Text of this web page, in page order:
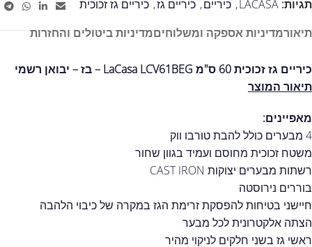
תגיות: LACASA
, כיריים, כיריים גז, כיריים גז זכוכית
תיאורמדיניות אספקה ומשלוחיםמדיניות ביטולים והחזרות
כיריים גז זכוכית 60 ס"מ LaCasa LCV61BEG – בז – יבואן רשמי
תיאור המוצר
מאפיינים:
4 מבערים כולל להבת טורבו ווק
משטח זכוכית מחוסם ועמיד בגוון שחור
רשתות מבערים יצוקות CAST IRON
בוררים נירוסטה
חיישני בטיחות להפסקת זרימת הגז במקרה של כיבוי הלהבה
הצתה אלקטרונית לכל מבער
ראשי גז בשני חלקים לניקוי מהיר